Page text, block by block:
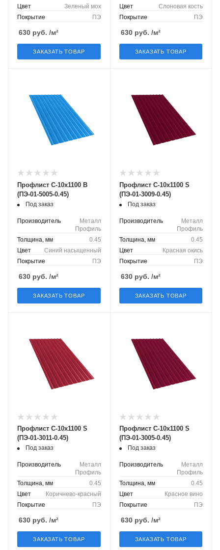
Цвет
Зеленый мох
Покрытие
ПЭ
630 руб. /м²
ЗАКАЗАТЬ ТОВАР
Цвет
Слоновая кость
Покрытие
ПЭ
630руб. /м²
ЗАКАЗАТЬ ТОВАР
Профлист С-10х1100 B
(ПЭ-01-5005-0.45)
Под заказ
Производитель
Металл
Профиль
Толщина, мм
0.45
Цвет
Синий насыщенный
Покрытие
ПЭ
630 руб. /м²
ЗАКАЗАТЬ ТОВАР
Профлист С-10х1100 S
(ПЭ-01-3009-0.45)
Под заказ
Производитель
Металл
Профиль
Толщина, мм
0.45
Цвет
Красная окись
Покрытие
ПЭ
630руб. /м²
ЗАКАЗАТЬ ТОВАР
Профлист С-10х1100 S
(ПЭ-01-3011-0.45)
Под заказ
Производитель
Металл
Профиль
Толщина, мм
0.45
Цвет
Коричнево-красный
Покрытие
ПЭ
630 руб. /м²
ЗАКАЗАТЬ ТОВАР
Профлист С-10х1100 S
(ПЭ-01-3005-0.45)
Под заказ
Производитель
Металл
Профиль
Толщина, мм
0.45
Цвет
Красное вино
Покрытие
ПЭ
630руб. /м²
ЗАКАЗАТЬ ТОВАР